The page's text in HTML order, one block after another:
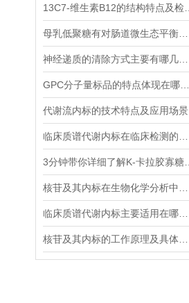
代谢流内标的技术特点及应用场景